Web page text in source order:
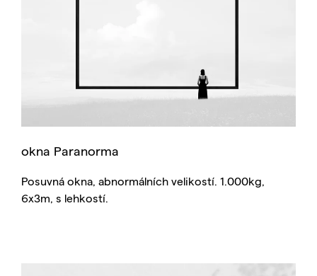
okna Paranorma
Posuvná okna, abnormálních velikostí. 1.000kg,
6x3m, s lehkostí.